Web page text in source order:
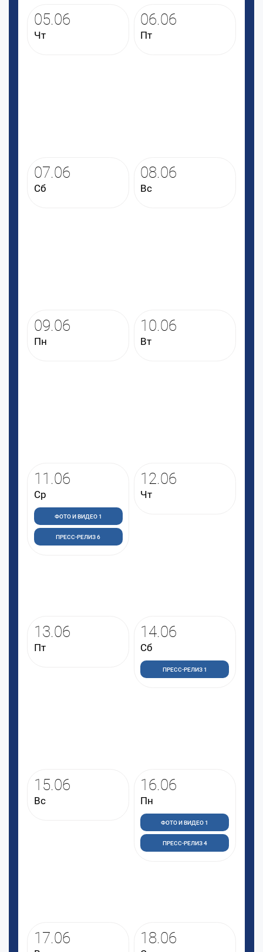
05.06
Чт
06.06
Пт
07.06
Сб
08.06
Вс
09.06
Пн
10.06
Вт
11.06
Ср
ФОТО И ВИДЕО 1
ПРЕСС-РЕЛИЗ 6
12.06
Чт
13.06
Пт
14.06
Сб
ПРЕСС-РЕЛИЗ 1
15.06
Вс
16.06
Пн
ФОТО И ВИДЕО 1
ПРЕСС-РЕЛИЗ 4
17.06 18.06